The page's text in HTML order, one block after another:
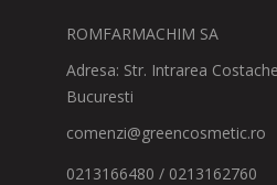
ROMFARMACHIM SA
Adresa: Str. Intrarea
Bucuresti
comenzi@greencosmetic.ro
0213166480 / 0213162760